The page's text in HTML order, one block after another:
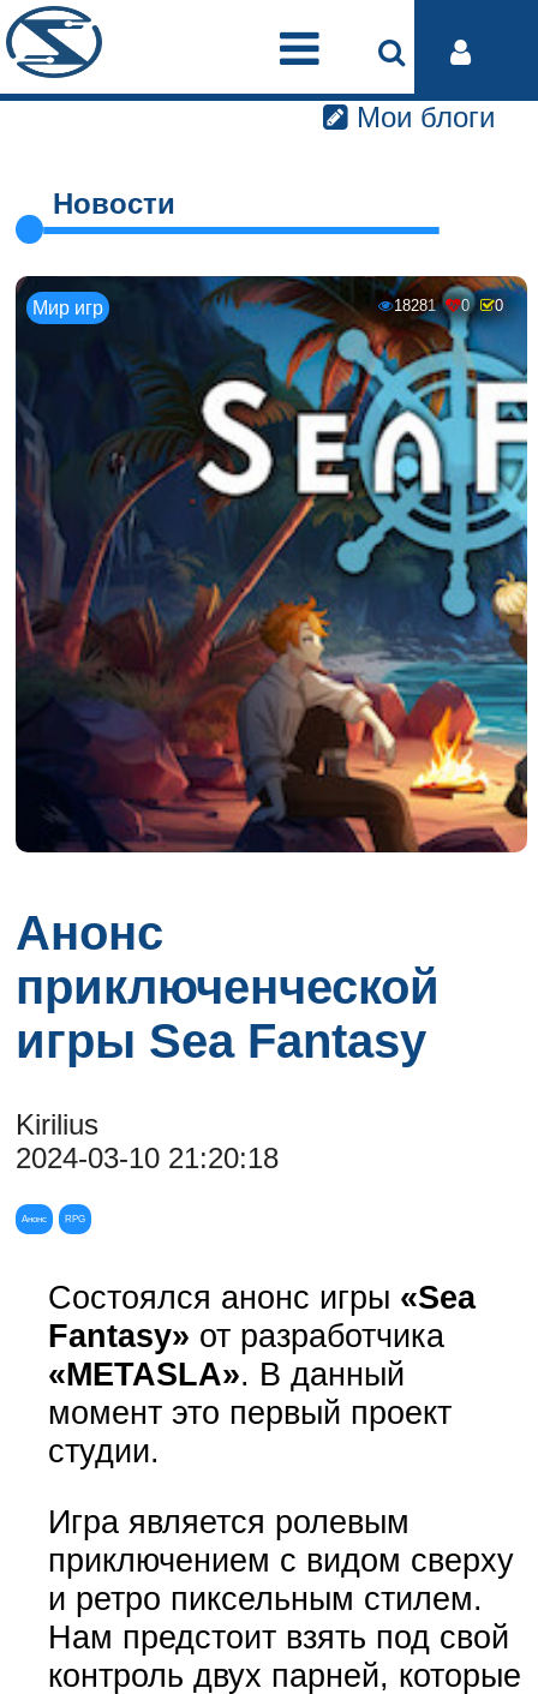
Мои блоги
Новости
Мир игр 18281 0 0
Анонс
приключенческой
игры Sea Fantasy
Kirilius
2024-03-10 21:20:18
Анонс RPG
Состоялся анонс игры «Sea
Fantasy» от разработчика
«METASLA». В данный
момент это первый проект
студии.
Игра является ролевым
приключением с видом сверху
и ретро пиксельным стилем.
Нам предстоит взять под свой
контроль двух парней, которые